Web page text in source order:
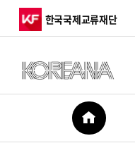
한국국제교류재단
HOME